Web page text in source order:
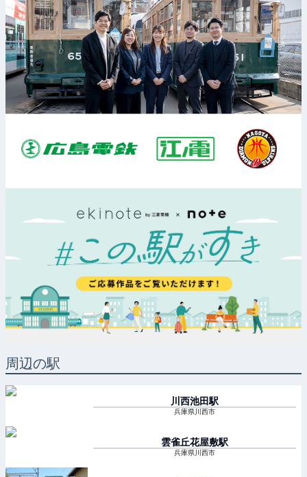
周辺の駅
川西池田駅
兵庫県川西市
雲雀丘花屋敷駅
兵庫県川西市